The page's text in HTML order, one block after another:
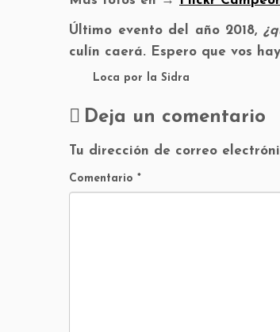
Último evento del año 2018,
culín caerá. Espero que vos
Loca por la Sidra
Deja un comentario
Tu dirección de correo
Comentario *